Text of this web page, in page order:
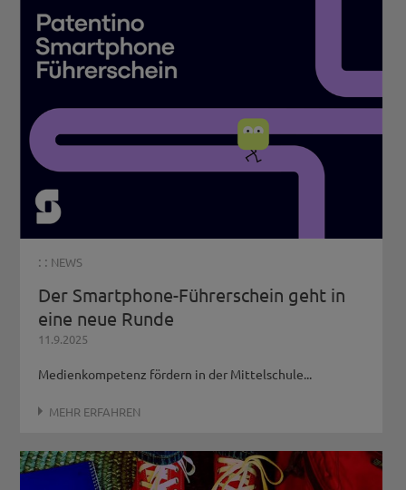
: : NEWS
Der Smartphone-Führerschein geht in
eine neue Runde
11.9.2025
Medienkompetenz fördern in der Mittelschule...
MEHR ERFAHREN